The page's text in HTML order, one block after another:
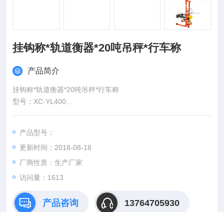
挂钩称*轨道衡器*20吨吊秤*行车称
产品简介
挂钩称*轨道衡器*20吨吊秤*行车称
型号：XC-YL400
载重（Kg）：400
起升高度（mm）：1550
手摇速比：1:60
产品型号：
更新时间：2018-08-18
厂商性质：生产厂家
访问量：1613
产品咨询 13764705930